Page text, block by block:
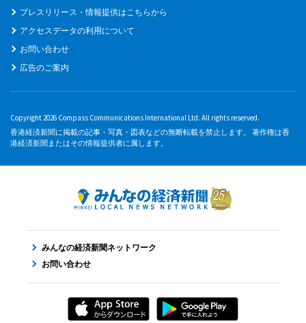
プレスリリース・情報提供はこちらから
アクセスデータの利用について
お問い合わせ
広告のご案内
Copyright 2026 Compass Communications International Ltd. All rights reserved.
香港経済新聞に掲載の記事・写真・図表などの無断転載を禁止します。 著作権は香
港経済新聞またはその情報提供者に属します。
みんなの経済新聞ネットワーク
お問い合わせ